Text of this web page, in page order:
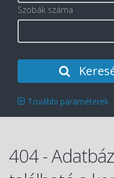
Szobák száma
További paraméterek
404 -